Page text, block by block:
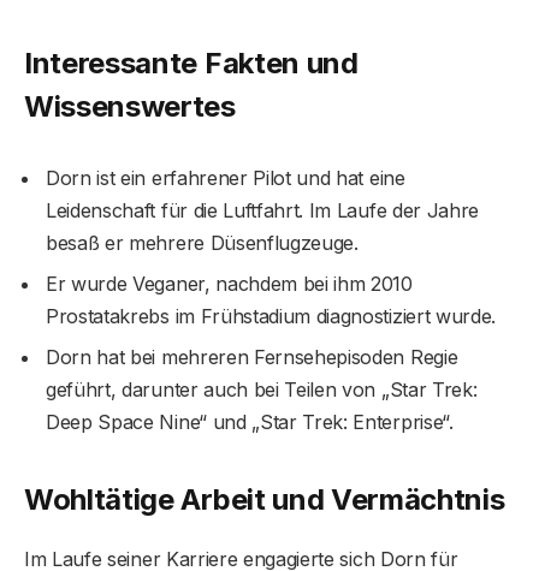
Interessante Fakten und
Wissenswertes
Dorn ist ein erfahrener Pilot und hat eine
Leidenschaft für die Luftfahrt. Im Laufe der Jahre
besaß er mehrere Düsenflugzeuge.
Er wurde Veganer, nachdem bei ihm 2010
Prostatakrebs im Frühstadium diagnostiziert wurde.
Dorn hat bei mehreren Fernsehepisoden Regie
geführt, darunter auch bei Teilen von „Star Trek:
Deep Space Nine“ und „Star Trek: Enterprise“.
Wohltätige Arbeit und Vermächtnis
Im Laufe seiner Karriere engagierte sich Dorn für